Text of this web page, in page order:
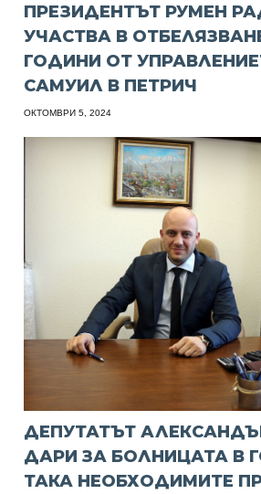
ПРЕЗИДЕНТЪТ РУМЕН
УЧАСТВА В
ГОДИНИ ОТ
САМУИЛ В ПЕТРИЧ
ОКТОМВРИ 5, 2024
ДЕПУТАТЪТ
ДАРИ ЗА БОЛНИЦАТА В
ТАКА НЕОБХОДИМИТЕ